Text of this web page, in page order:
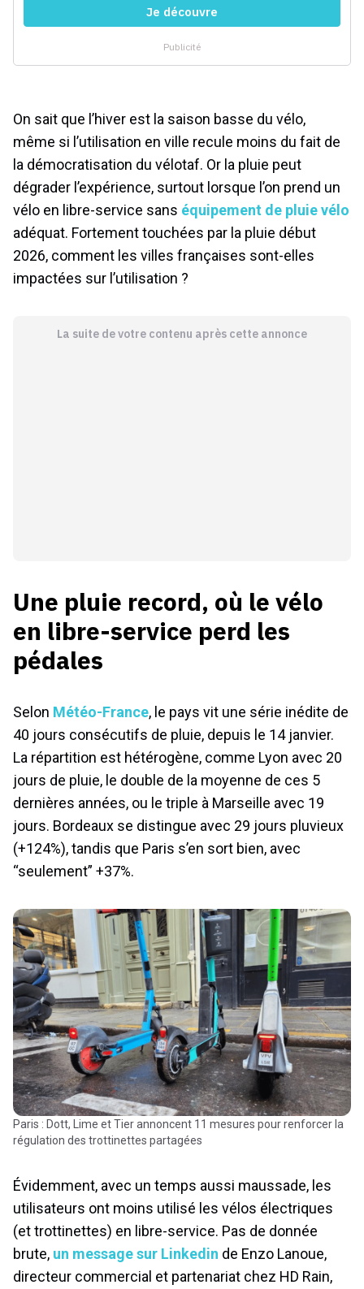
On sait que l’hiver est la saison basse du vélo,
même si l’utilisation en ville recule moins du fait de
la démocratisation du vélotaf. Or la pluie peut
dégrader l’expérience, surtout lorsque l’on prend un
vélo en libre-service sans équipement de pluie vélo
adéquat. Fortement touchées par la pluie début
2026, comment les villes françaises sont-elles
impactées sur l’utilisation ?
La suite de votre contenu après cette annonce
Une pluie record, où le vélo
en libre-service perd les
pédales
Selon Météo-France, le pays vit une série inédite de
40 jours consécutifs de pluie, depuis le 14 janvier.
La répartition est hétérogène, comme Lyon avec 20
jours de pluie, le double de la moyenne de ces 5
dernières années, ou le triple à Marseille avec 19
jours. Bordeaux se distingue avec 29 jours pluvieux
(+124%), tandis que Paris s’en sort bien, avec
“seulement” +37%.
Paris : Dott, Lime et Tier annoncent 11 mesures pour renforcer la
régulation des trottinettes partagées
Évidemment, avec un temps aussi maussade, les
utilisateurs ont moins utilisé les vélos électriques
(et trottinettes) en libre-service. Pas de donnée
brute, un message sur Linkedin de Enzo Lanoue,
directeur commercial et partenariat chez HD Rain,